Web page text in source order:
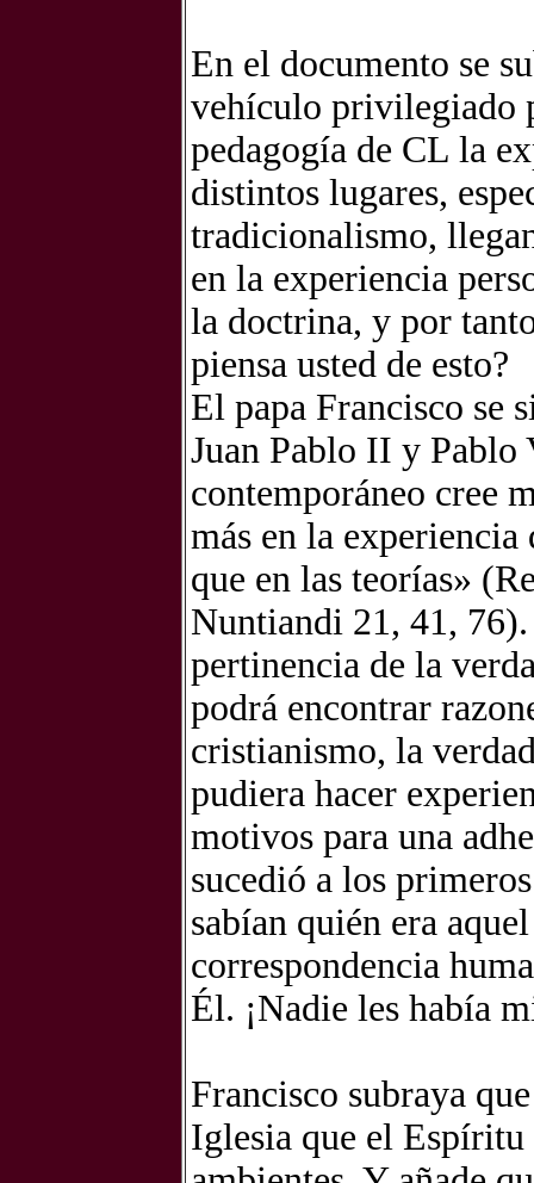
En el documento se
vehículo privilegiado
pedagogía de CL la
distintos lugares,
tradicionalismo,
en la experiencia
la doctrina, y por
piensa usted de esto?
El papa Francisco se
Juan Pablo II y Pablo
contemporáneo cree
más en la
que en las teorías»
Nuntiandi 21, 41,
pertinencia de la
podrá encontrar
cristianismo, la
pudiera hacer
motivos para una
sucedió a los
sabían quién era
correspondencia
Él. ¡Nadie les había
Francisco subraya
Iglesia que el Espíritu